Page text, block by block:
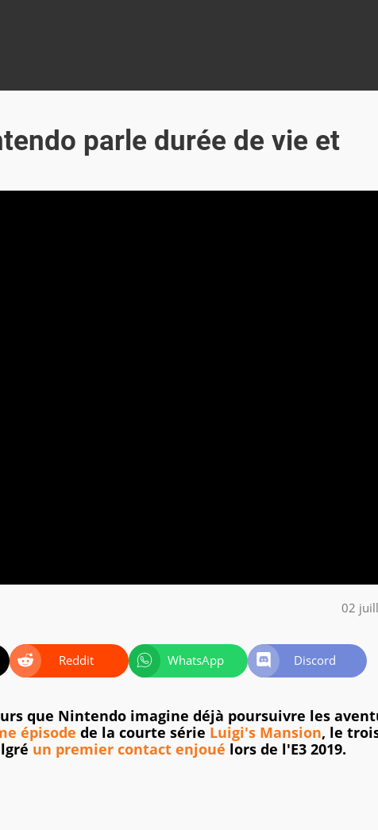
parle durée de vie et
02
Reddit WhatsApp Discord
que Nintendo imagine déjà poursuivre les
épisode de la courte série Luigi's Mansion, le
un premier contact enjoué lors de l'E3 2019.